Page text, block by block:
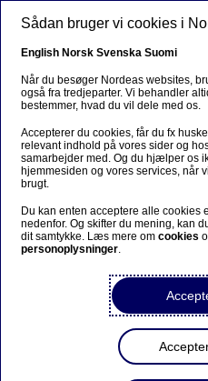
Gå til hovedindhold
Bæredygtig
Finansieret
Finansieret udledning er
genereres af de
og udlåner penge til.
stammer vores største
påvirkning fra denne
Sådan bruger vi cookies i
English Norsk Svenska Suomi
Når du besøger Nordeas websites,
også fra tredjeparter. Vi behandler
bestemmer, hvad du vil dele med os.
Accepterer du cookies, får du fx
relevant indhold på vores sider og
samarbejder med. Og du hjælper os
hjemmesiden og vores services, når
brugt.
Du kan enten acceptere alle
nedenfor. Og skifter du mening, kan
dit samtykke. Læs mere omcookies
personoplysninger.